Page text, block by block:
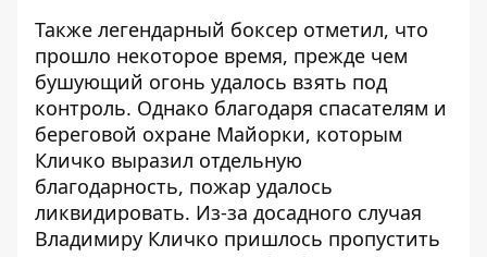
Также легендарный боксер отметил, что
прошло некоторое время, прежде чем
бушующий огонь удалось взять под
контроль. Однако благодаря спасателям и
береговой охране Майорки, которым
Кличко выразил отдельную
благодарность, пожар удалось
ликвидировать. Из-за досадного случая
Владимиру Кличко пришлось пропустить